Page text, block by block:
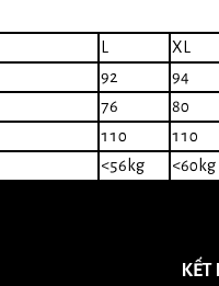
L XL
92 94
76 80
110 110
<56kg <60kg
KẾT